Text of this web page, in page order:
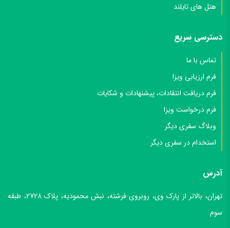
هتل های تایلند
دسترسی سریع
تماس با ما
فرم ارزیابی ویزا
فرم دریافت انتقادات، پیشنهادات و شکایات
فرم درخواست ویزا
وبلاگ سفری دیگر
استخدام در سفری دیگر
آدرس
تهران، بالاتر از پارک وی، روبروی فرشته، نبش محمودیه، پلاک 2728، طبقه
سوم